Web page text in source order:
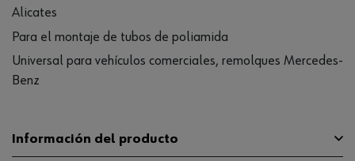
Alicates
Para el montaje de tubos de poliamida
Universal para vehículos comerciales, remolques Mercedes-
Benz
Información del producto